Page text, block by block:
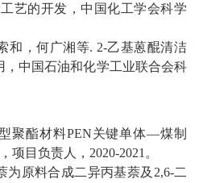
艺的开发，中国化工学会科学
和，何广湘等. 2-乙基蒽醌清洁
中国石油和化学工业联合会科
聚酯材料PEN关键单体—煤制
，项目负责人， 2020-2021 。
为原料合成二异丙基萘及 2,6-二